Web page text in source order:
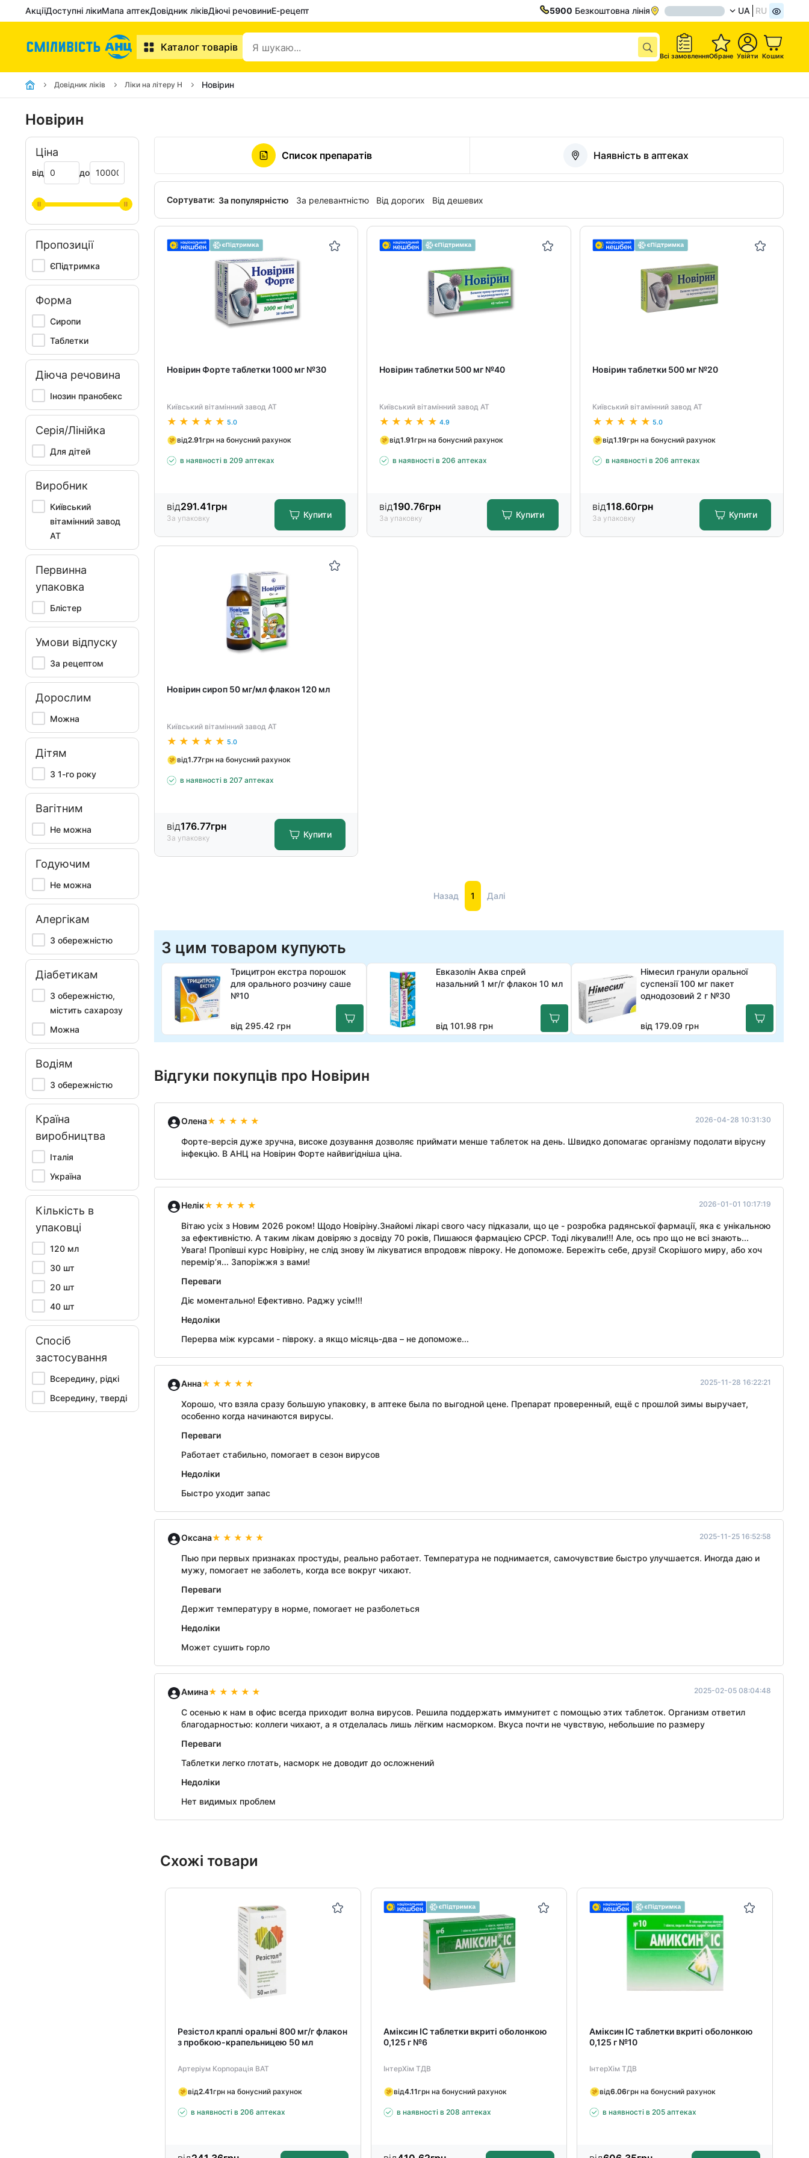
АкціїДоступні лікиМапа аптекДовідник ліківДіючі речовиниЕ-рецепт 5900 Безкоштовна лінія UA RU
Каталог товарів
Всі замовленняОбране Увійти Кошик
Довідник ліків Ліки на літеру Н Новірин
Новірин
Ціна
від до
Пропозиції
ЄПідтримка
Форма
Сиропи
Таблетки
Діюча речовина
Інозин пранобекс
Серія/Лінійка
Для дітей
Виробник
Київський
вітамінний завод
АТ
Первинна
упаковка
Блістер
Умови відпуску
За рецептом
Дорослим
Можна
Дітям
З 1-го року
Вагітним
Не можна
Годуючим
Не можна
Алергікам
З обережністю
Діабетикам
З обережністю,
містить сахарозу
Можна
Водіям
З обережністю
Країна
виробництва
Італія
Україна
Кількість в
упаковці
120 мл
30 шт
20 шт
40 шт
Спосіб
застосування
Всередину, рідкі
Всередину, тверді
Список препаратів Наявність в аптеках
Сортувати: За популярністю За релевантністю Від дорогих Від дешевих
Новірин Форте таблетки 1000 мг №30
Київський вітамінний завод АТ
5.0
від2.91грн на бонусний рахунок
в наявності в 209 аптеках
від291.41грн
За упаковку Купити
Новірин таблетки 500 мг №40
Київський вітамінний завод АТ
4.9
від1.91грн на бонусний рахунок
в наявності в 206 аптеках
від190.76грн
За упаковку Купити
Новірин таблетки 500 мг №20
Київський вітамінний завод АТ
5.0
від1.19грн на бонусний рахунок
в наявності в 206 аптеках
від118.60грн
За упаковку Купити
Новірин сироп 50 мг/мл флакон 120 мл
Київський вітамінний завод АТ
5.0
від1.77грн на бонусний рахунок
в наявності в 207 аптеках
від176.77грн
За упаковку Купити
Назад 1 Далі
З цим товаром купують
Трицитрон екстра порошок
для орального розчину саше
№10
від 295.42 грн
Евказолін Аква спрей
назальний 1 мг/г флакон 10 мл
від 101.98 грн
Німесил гранули оральної
суспензії 100 мг пакет
однодозовий 2 г №30
від 179.09 грн
Відгуки покупців про Новірин
Олена 2026-04-28 10:31:30
Форте-версія дуже зручна, високе дозування дозволяє приймати менше таблеток на день. Швидко допомагає організму подолати вірусну
інфекцію. В АНЦ на Новірин Форте найвигідніша ціна.
Нелік 2026-01-01 10:17:19
Вітаю усіх з Новим 2026 роком! Щодо Новіріну.Знайомі лікарі свого часу підказали, що це - розробка радянської фармації, яка є унікальною
за ефективністю. А таким лікам довіряю з досвіду 70 років, Пишаюся фармацією СРСР. Тоді лікували!!! Але, ось про що не всі знають...
Увага! Пропівші курс Новіріну, не слід знову їм лікуватися впродовж півроку. Не допоможе. Бережіть себе, друзі! Скорішого миру, або хоч
перемір’я... Запоріжжя з вами!
Переваги
Діє моментально! Ефективно. Раджу усім!!!
Недоліки
Перерва між курсами - півроку. а якщо місяць-два – не допоможе...
Анна 2025-11-28 16:22:21
Хорошо, что взяла сразу большую упаковку, в аптеке была по выгодной цене. Препарат проверенный, ещё с прошлой зимы выручает,
особенно когда начинаются вирусы.
Переваги
Работает стабильно, помогает в сезон вирусов
Недоліки
Быстро уходит запас
Оксана 2025-11-25 16:52:58
Пью при первых признаках простуды, реально работает. Температура не поднимается, самочувствие быстро улучшается. Иногда даю и
мужу, помогает не заболеть, когда все вокруг чихают.
Переваги
Держит температуру в норме, помогает не разболеться
Недоліки
Может сушить горло
Амина 2025-02-05 08:04:48
С осенью к нам в офис всегда приходит волна вирусов. Решила поддержать иммунитет с помощью этих таблеток. Организм ответил
благодарностью: коллеги чихают, а я отделалась лишь лёгким насморком. Вкуса почти не чувствую, небольшие по размеру
Переваги
Таблетки легко глотать, насморк не доводит до осложнений
Недоліки
Нет видимых проблем
Схожі товари
Резістол краплі оральні 800 мг/г флакон
з пробкою-крапельницею 50 мл
Артеріум Корпорація ВАТ
від2.41грн на бонусний рахунок
в наявності в 206 аптеках
Аміксин ІС таблетки вкриті оболонкою
0,125 г №6
ІнтерХім ТДВ
від4.11грн на бонусний рахунок
в наявності в 208 аптеках
Аміксин ІС таблетки вкриті оболонкою
0,125 г №10
ІнтерХім ТДВ
від6.06грн на бонусний рахунок
в наявності в 205 аптеках